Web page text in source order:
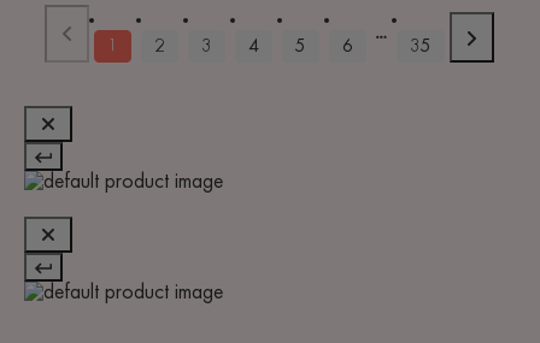
2 3 4 5 6 35